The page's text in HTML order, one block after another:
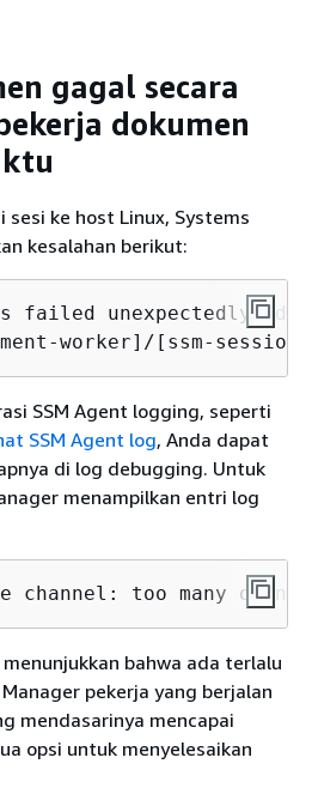
gagal secara
dokumen
sesi ke host Linux, Systems
kesalahan berikut:
failed unexpectedly:
worker]/[ssm-
SSM Agent logging, seperti
SSM Agent log, Anda dapat
di log debugging. Untuk
menampilkan entri log
channel: too many open
bahwa ada terlalu
pekerja yang berjalan
mendasarinya mencapai
opsi untuk menyelesaikan